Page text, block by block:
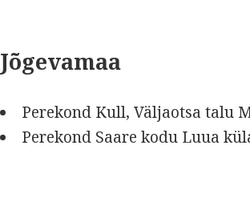
Jõgevamaa
Perekond Kull, Väljaotsa talu
Perekond Saare kodu Luua